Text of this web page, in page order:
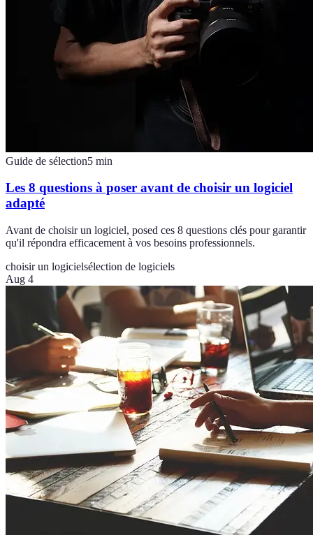
Guide de sélection5 min
Les 8 questions à poser avant de choisir un logiciel
adapté
Avant de choisir un logiciel, posed ces 8 questions clés pour garantir
qu'il répondra efficacement à vos besoins professionnels.
choisir un logicielsélection de logiciels
Aug 4